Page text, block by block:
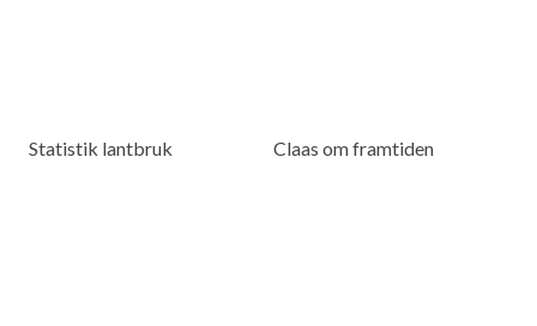
Statistik lantbruk Claas om framtiden